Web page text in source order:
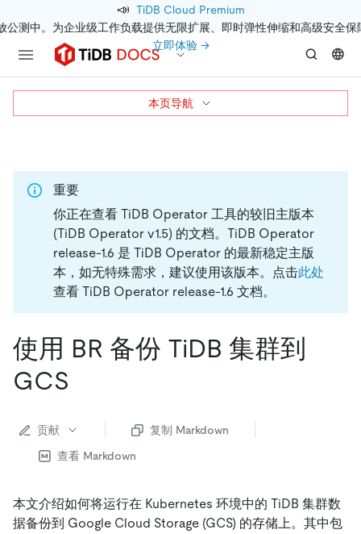
📣 TiDB Cloud Premium
公测中。为企业级工作负载提供无限扩展、即时弹性伸缩和高级安全保
立即体验 →
重要
你正在查看 TiDB Operator 工具的较旧主版本
(TiDB Operator v1.5) 的文档。 TiDB Operator
release-1.6 是 TiDB Operator 的最新稳定主版
本，如无特殊需求，建议使用该版本。点击此处
查看 TiDB Operator release-1.6 文档。
使用 BR 备份 TiDB 集群到
GCS
贡献
复制 Markdown
查看 Markdown
本文介绍如何将运行在 Kubernetes 环境中的 TiDB 集群数
据备份到 Google Cloud Storage (GCS) 的存储上。其中包
本页导航